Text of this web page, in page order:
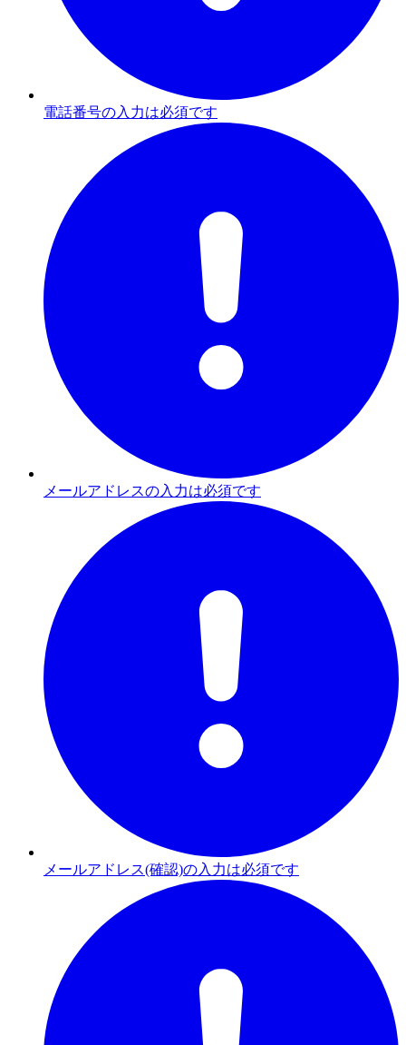
電話番号の入力は必須です
メールアドレスの入力は必須です
メールアドレス(確認)の入力は必須です